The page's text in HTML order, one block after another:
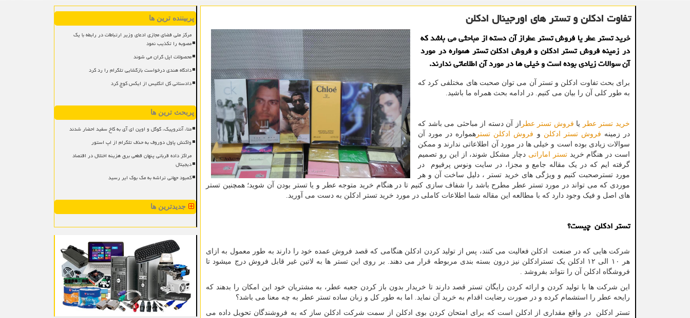
تفاوت ادكلن و تستر های اورجینال ادكلن
خرید تستر عطر یا فروش تستر عطراز آن دسته از مباحثی می باشد كه
در زمینه فروش تستر ادكلن و فروش ادكلن تستر همواره در مورد
آن سوالات زیادی بوده است و خیلی ها در مورد آن اطلاعاتی ندارند.
برای بحث تفاوت ادکلن و تستر آن می توان صحبت های مختلفی كرد كه
به طور كلی آن را بیان می كنیم. در ادامه بحث همراه ما باشید.
خرید تستر عطر یا فروش تستر عطر از آن دسته از مباحثی می باشد که
در زمینه فروش تستر ادکلن و فروش ادکلن تستر همواره در مورد آن
سوالات زیادی بوده است و خیلی ها در مورد آن اطلاعاتی ندارند و ممکن
است در هنگام خریدتستر اماراتی دچار مشکل شوند، از این رو تصمیم
گرفته ایم که در یک مقاله جامع و مجزا، در سایت ونوس پرفیوم در
مورد تسترصحبت کنیم و ویژگی های خرید تستر ، دلیل ساخت آن و هر
موردی که می تواند در مورد تستر عطر مطرح باشد را شفاف سازی کنیم تا در هنگام خرید متوجه عطر و یا تستر بودن آن شوید؛ همچنین تستر
های اصل و فیک وجود دارد که با مطالعه این مقاله شما اطلاعات کاملی در مورد خرید تستر ادکلن به دست می آورید.
تستر ادکلن چیست؟
شرکت هایی که در صنعت ادکلن فعالیت می کنند، پس از تولید کردن ادکلن هنگامی که قصد فروش عمده خود را دارند به طور معمول به ازای
هر ۱۰ الی ۱۲ ادکلن یک تسترادکلن نیز درون بسته بندی مربوطه قرار می دهند. بر روی این تستر ها به لاتین غیر قابل فروش درج میشود تا
فروشگاه ادکلن آن را نتواند بفروشد .
این شرکت ها با تولید کردن و ارائه کردن رایگان تستر قصد دارند تا خریدار بدون باز کردن جعبه عطر، به مشتریان خود این امکان را بدهند که
رایحه عطر را استشمام کرده و در صورت رضایت اقدام به خرید آن نماید. اما به طور کل و زبان ساده تستر عطر به چه معنا می باشد؟
تستر ادکلن در واقع مقداری از ادکلن است که برای امتحان کردن بوی ادکلن از سمت شرکت ادکلن ساز که به فروشندگان تحویل داده می
پربیننده ترین ها
مرکز ملی فضای مجازی ادعای وزیر ارتباطات در رابطه با یک
مصوبه را تکذیب نمود
محصولات اپل گران می شوند
دادگاه هندی درخواست بازگشایی تلگرام را رد کرد
دادستانی کل انگلیس از ایکس کوچ کرد
پربحث ترین ها
متا، آنتروپیک، گوگل و اوپن ای آی به کاخ سفید احضار شدند
واکنش پاول دوروف به حذف تلگرام از اپ استور
مراکز داده قربانی پنهان قطعی برق هزینه اختلال در اقتصاد
دیجیتال
کمبود جهانی تراشه به مک بوک ایر رسید
جدیدترین ها